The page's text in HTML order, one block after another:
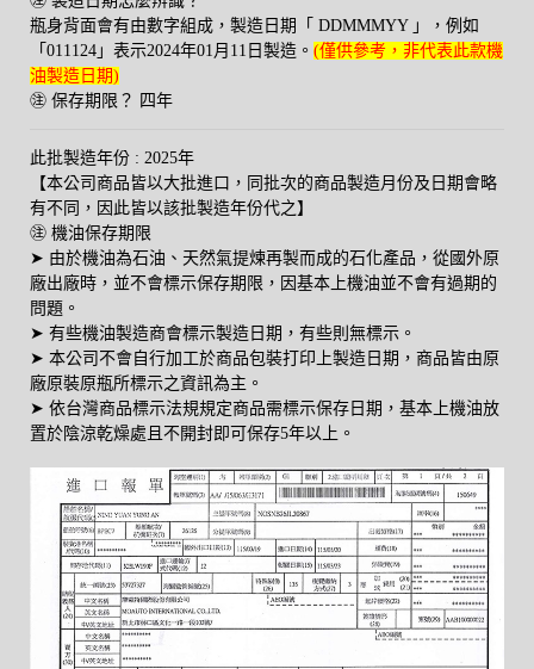
瓶身背面會有由數字組成，製造日期「 DDMMMYY 」，例如
「011124」表示2024年01月11日製造。 (僅供參考，非代表此款機
油製造日期)
㊟ 保存期限？ 四年
此批製造年份 : 2025年
【本公司商品皆以大批進口，同批次的商品製造月份及日期會略
有不同，因此皆以該批製造年份代之】
㊟ 機油保存期限
➤ 由於機油為石油、天然氣提煉再製而成的石化產品，從國外原
廠出廠時，並不會標示保存期限，因基本上機油並不會有過期的
問題。
➤ 有些機油製造商會標示製造日期，有些則無標示。
➤ 本公司不會自行加工於商品包裝打印上製造日期，商品皆由原
廠原裝原瓶所標示之資訊為主。
➤ 依台灣商品標示法規規定商品需標示保存日期，基本上機油放
置於陰涼乾燥處且不開封即可保存5年以上。